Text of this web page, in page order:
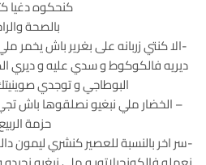
كنحكوه دغيا
بالصحة
-الا كنتي زربانه على بغرير باش يخمر
ديريه فالكوكوط و سدي عليه و ديري
البوطاجي و توجدي
– الخضار ملي نبغيو نصلقوها باش
حزمة
-سر اخر بالنسبة للعصير كنشري ليمون